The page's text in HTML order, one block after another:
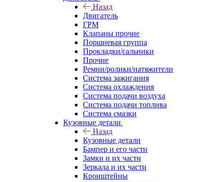
Назад
Двигатель
ГРМ
Клапаны прочие
Поршневая группа
Прокладки/сальники
Прочие
Ремни/ролики/натяжители
Система зажигания
Система охлаждения
Система подачи воздуха
Система подачи топлива
Система смазки
Кузовные детали
Назад
Кузовные детали
Бампер и его части
Замки и их части
Зеркала и их части
Кронштейны